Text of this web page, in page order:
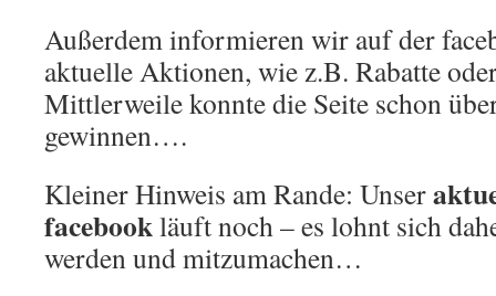
Außerdem informieren wir auf der
aktuelle Aktionen, wie z.B. Rabatte
Mittlerweile konnte die Seite schon
gewinnen….
Kleiner Hinweis am Rande: Unser
facebookläuft noch – es lohnt sich
werden und mitzumachen…